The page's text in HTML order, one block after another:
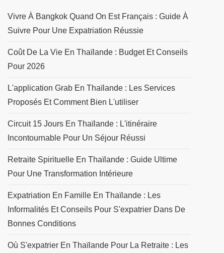
Vivre À Bangkok Quand On Est Français : Guide À
Suivre Pour Une Expatriation Réussie
Coût De La Vie En Thaïlande : Budget Et Conseils
Pour 2026
L'application Grab En Thaïlande : Les Services
Proposés Et Comment Bien L'utiliser
Circuit 15 Jours En Thaïlande : L'itinéraire
Incontournable Pour Un Séjour Réussi
Retraite Spirituelle En Thaïlande : Guide Ultime
Pour Une Transformation Intérieure
Expatriation En Famille En Thaïlande : Les
Informalités Et Conseils Pour S'expatrier Dans De
Bonnes Conditions
Où S'expatrier En Thaïlande Pour La Retraite : Les